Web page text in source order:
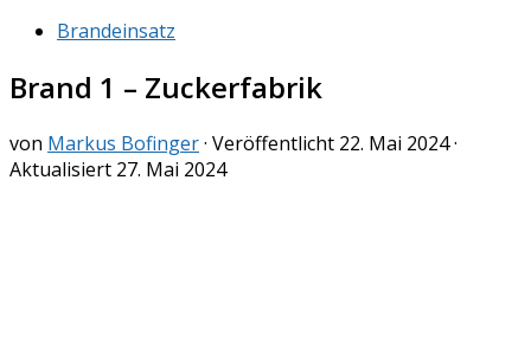
Brandeinsatz
Brand 1 – Zuckerfabrik
von Markus Bofinger· Veröffentlicht 22. Mai 2024·
Aktualisiert 27. Mai 2024